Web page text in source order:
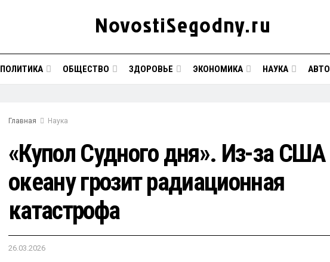
ПОЛИТИКА ОБЩЕСТВО ЗДОРОВЬЕ ЭКОНОМИКА НАУКА АВТО
Главная Наука
«Купол Судного дня». Из-за США
океану грозит радиационная
катастрофа
26.03.2026